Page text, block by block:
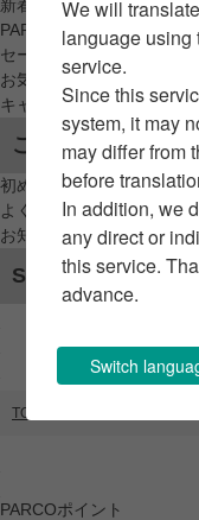
新着アイテムから探す
PARCO限定アイテムから
セールアイテムから探す
お気に入りから探す
キャンペーン/クーポン対
ご利用案内
初めてのお客様へ
よくあるご質問 / お問い
お知らせ
SNSアカウント
TOP
PARCOポイント
We will
language using
service.
Since this
system, it may
may differ from
before
In addition, we
any direct or
this service.
advance.
Switch